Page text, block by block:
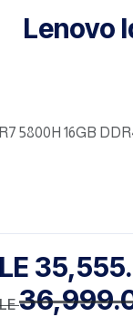
Lenovo
R7 5800H 16GB
LE